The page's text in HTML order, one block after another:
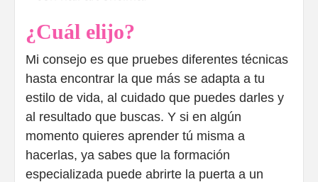
¿Cuál elijo?
Mi consejo es que pruebes diferentes técnicas
hasta encontrar la que más se adapta a tu
estilo de vida, al cuidado que puedes darles y
al resultado que buscas. Y si en algún
momento quieres aprender tú misma a
hacerlas, ya sabes que la formación
especializada puede abrirte la puerta a un